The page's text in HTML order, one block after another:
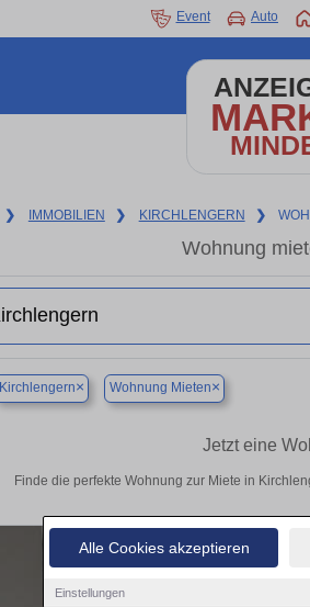
Alle Cookies akzeptieren
Einstellungen
Event Auto
❯ IMMOBILIEN ❯ KIRCHLENGERN ❯
Wohnung
Kirchlengern× Wohnung Mieten×
Jetzt eine
Finde die perfekte Wohnung zur Miete in